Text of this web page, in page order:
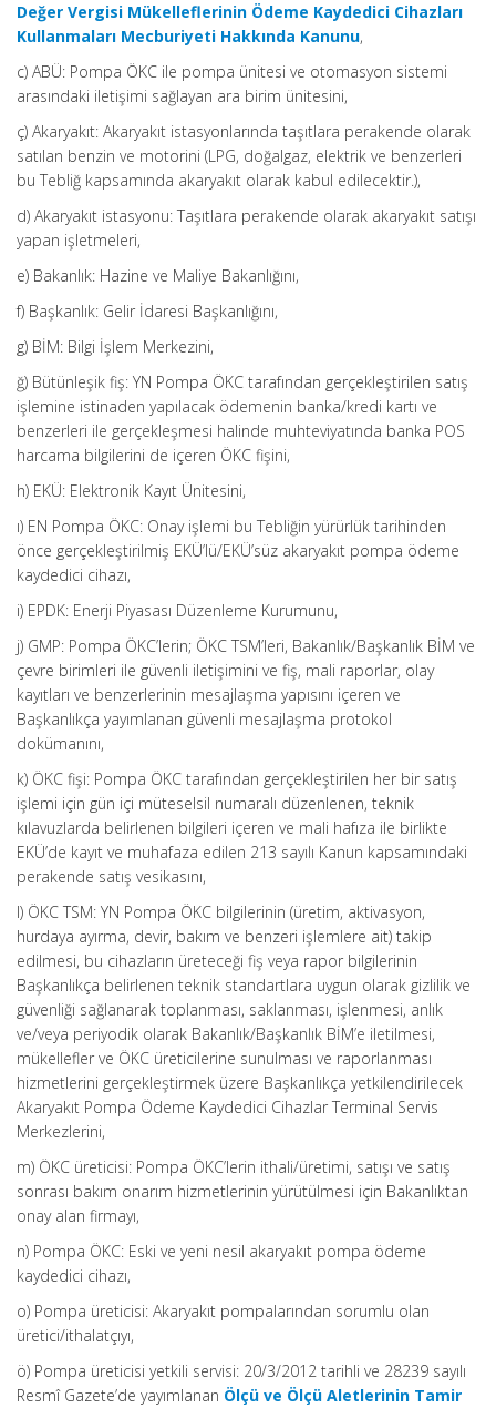
Değer Vergisi Mükelleflerinin Ödeme Kaydedici Cihazları
Kullanmaları Mecburiyeti Hakkında Kanunu,
c) ABÜ: Pompa ÖKC ile pompa ünitesi ve otomasyon sistemi
arasındaki iletişimi sağlayan ara birim ünitesini,
ç) Akaryakıt: Akaryakıt istasyonlarında taşıtlara perakende olarak
satılan benzin ve motorini (LPG, doğalgaz, elektrik ve benzerleri
bu Tebliğ kapsamında akaryakıt olarak kabul edilecektir.),
d) Akaryakıt istasyonu: Taşıtlara perakende olarak akaryakıt satışı
yapan işletmeleri,
e) Bakanlık: Hazine ve Maliye Bakanlığını,
f) Başkanlık: Gelir İdaresi Başkanlığını,
g) BİM: Bilgi İşlem Merkezini,
ğ) Bütünleşik fiş: YN Pompa ÖKC tarafından gerçekleştirilen satış
işlemine istinaden yapılacak ödemenin banka/kredi kartı ve
benzerleri ile gerçekleşmesi halinde muhteviyatında banka POS
harcama bilgilerini de içeren ÖKC fişini,
h) EKÜ: Elektronik Kayıt Ünitesini,
ı) EN Pompa ÖKC: Onay işlemi bu Tebliğin yürürlük tarihinden
önce gerçekleştirilmiş EKÜ’lü/EKÜ’süz akaryakıt pompa ödeme
kaydedici cihazı,
i) EPDK: Enerji Piyasası Düzenleme Kurumunu,
j) GMP: Pompa ÖKC’lerin; ÖKC TSM’leri, Bakanlık/Başkanlık BİM ve
çevre birimleri ile güvenli iletişimini ve fiş, mali raporlar, olay
kayıtları ve benzerlerinin mesajlaşma yapısını içeren ve
Başkanlıkça yayımlanan güvenli mesajlaşma protokol
dokümanını,
k) ÖKC fişi: Pompa ÖKC tarafından gerçekleştirilen her bir satış
işlemi için gün içi müteselsil numaralı düzenlenen, teknik
kılavuzlarda belirlenen bilgileri içeren ve mali hafıza ile birlikte
EKÜ’de kayıt ve muhafaza edilen 213 sayılı Kanun kapsamındaki
perakende satış vesikasını,
l) ÖKC TSM: YN Pompa ÖKC bilgilerinin (üretim, aktivasyon,
hurdaya ayırma, devir, bakım ve benzeri işlemlere ait) takip
edilmesi, bu cihazların üreteceği fiş veya rapor bilgilerinin
Başkanlıkça belirlenen teknik standartlara uygun olarak gizlilik ve
güvenliği sağlanarak toplanması, saklanması, işlenmesi, anlık
ve/veya periyodik olarak Bakanlık/Başkanlık BİM’e iletilmesi,
mükellefler ve ÖKC üreticilerine sunulması ve raporlanması
hizmetlerini gerçekleştirmek üzere Başkanlıkça yetkilendirilecek
Akaryakıt Pompa Ödeme Kaydedici Cihazlar Terminal Servis
Merkezlerini,
m) ÖKC üreticisi: Pompa ÖKC’lerin ithali/üretimi, satışı ve satış
sonrası bakım onarım hizmetlerinin yürütülmesi için Bakanlıktan
onay alan firmayı,
n) Pompa ÖKC: Eski ve yeni nesil akaryakıt pompa ödeme
kaydedici cihazı,
o) Pompa üreticisi: Akaryakıt pompalarından sorumlu olan
üretici/ithalatçıyı,
ö) Pompa üreticisi yetkili servisi: 20/3/2012 tarihli ve 28239 sayılı
Resmî Gazete’de yayımlanan Ölçü ve Ölçü Aletlerinin Tamir